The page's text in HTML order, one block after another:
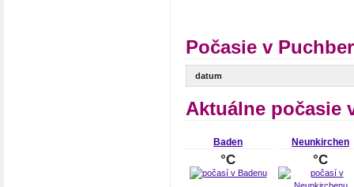
Počasie v
datum
Aktuálne počasie
Baden
°C
Neunkirchen
°C